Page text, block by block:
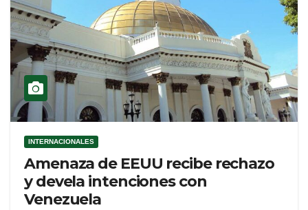
INTERNACIONALES
Amenaza de EEUU recibe rechazo
y devela intenciones con
Venezuela